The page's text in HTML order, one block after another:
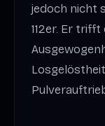
jedoch nicht
112er. Er